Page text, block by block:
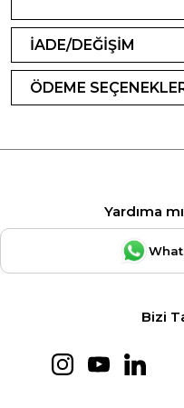
İADE/DEĞİŞİM
ÖDEME
Yardıma
Bizi